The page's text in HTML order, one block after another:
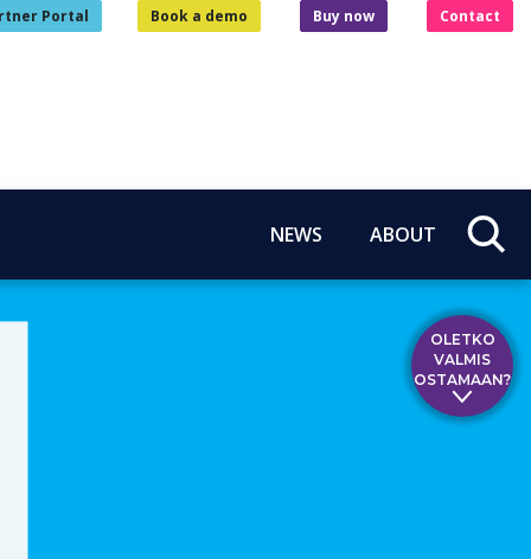
Portal Book a demo Buy now Contact
NEWS ABOUT
OLETKO
VALMIS
OSTAMAAN?